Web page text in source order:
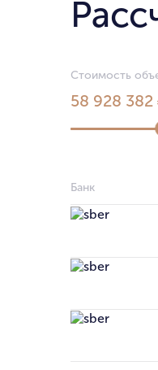
Стоимость
58 928 382
Банк